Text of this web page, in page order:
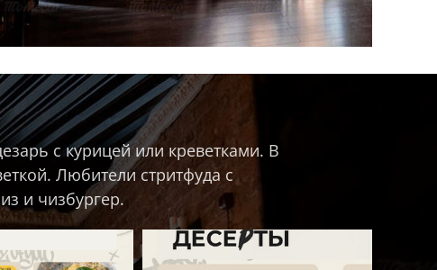
с курицей или креветками. В
Любители стритфуда с
и чизбургер.